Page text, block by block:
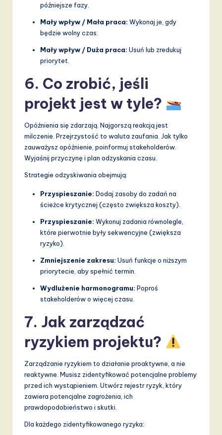
późniejsze fazy.
Mały wpływ / Mała praca: Wykonaj je, gdy
będzie wolny czas.
Mały wpływ / Duża praca: Usuń lub zredukuj
priorytet.
6. Co zrobić, jeśli
projekt jest w tyle?
Opóźnienia się zdarzają. Najgorszą reakcją jest
milczenie. Przejrzystość to waluta zaufania. Jak tylko
zauważysz opóźnienie, poinformuj stakeholderów.
Wyjaśnij przyczynę i plan odzyskania czasu.
Strategie odzyskiwania obejmują:
Przyspieszanie: Dodaj zasoby do zadań na
ścieżce krytycznej (często zwiększa koszty).
Przyspieszanie: Wykonuj zadania równolegle,
które pierwotnie były sekwencyjne (zwiększa
ryzyko).
Zmniejszenie zakresu: Usuń funkcje o niższym
priorytecie, aby spełnić termin.
Wydlużenie harmonogramu: Poproś
stakeholderów o więcej czasu.
7. Jak zarządzać
ryzykiem projektu?
Zarządzanie ryzykiem to działanie proaktywne, a nie
reaktywne. Musisz zidentyfikować potencjalne problemy
przed ich wystąpieniem. Utwórz rejestr ryzyk, który
zawiera potencjalne zagrożenia, ich
prawdopodobieństwo i skutki.
Dla każdego zidentyfikowanego ryzyka: